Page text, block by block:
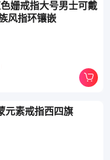
姗戒指大号男士可戴
风指环镶嵌
元素戒指西四旗